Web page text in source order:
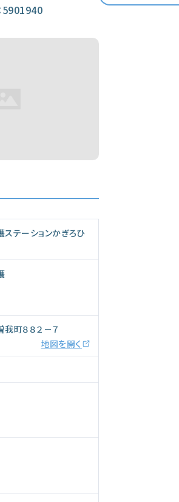
5901940
ステーションかぎろひ
町８８２－７
地図を開く